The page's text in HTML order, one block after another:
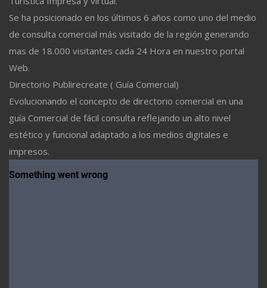
Se ha posicionado en los últimos 6 años como uno del medio
de consulta comercial más visitado de la región generando
mas de 18.000 visitantes cada 24 Hora en nuestro portal
Web.
Directorio Publirecreate ( Guía Comercial)
Evolucionando el concepto de directorio comercial en una
guía Comercial de fácil consulta reflejando un alto nivel
estético y funcional adaptado a los medios digitales e
impresos.